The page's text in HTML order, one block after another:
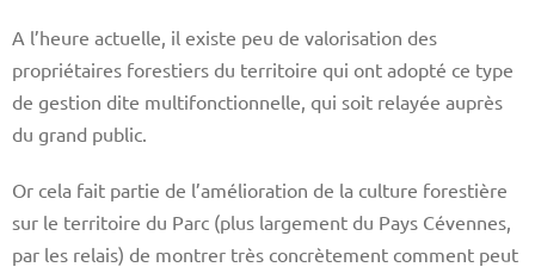
A l’heure actuelle, il existe peu de valorisation des
propriétaires forestiers du territoire qui ont adopté ce type
de gestion dite multifonctionnelle, qui soit relayée auprès
du grand public.
Or cela fait partie de l’amélioration de la culture forestière
sur le territoire du Parc (plus largement du Pays Cévennes,
par les relais) de montrer très concrètement comment peut